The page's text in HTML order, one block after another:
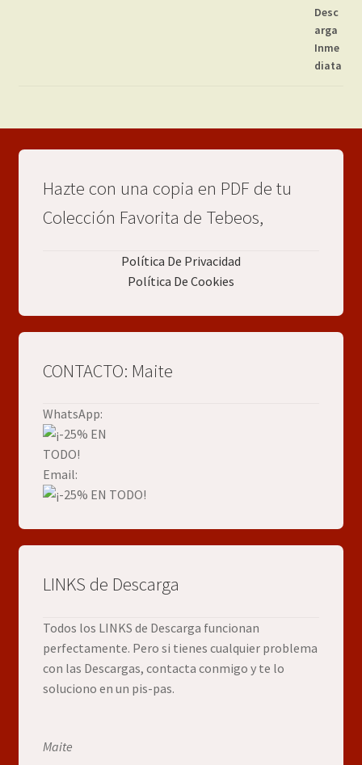
Hazte con una copia en PDF de tu
Colección Favorita de Tebeos,
Política De Privacidad
Política De Cookies
CONTACTO: Maite
WhatsApp:
Email:
LINKS de Descarga
Todos los LINKS de Descarga funcionan
perfectamente. Pero si tienes cualquier problema
con las Descargas, contacta conmigo y te lo
soluciono en un pis-pas.
Maite